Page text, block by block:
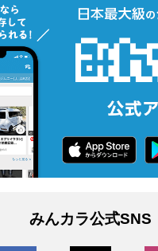
みんカラ公式SNS